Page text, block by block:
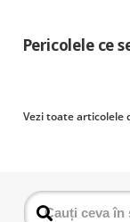
Pericolele ce
Vezi toate articolele